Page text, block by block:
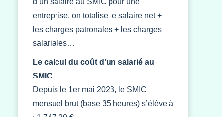
entreprise, on totalise le salaire net +
les charges patronales + les charges
salariales…
Le calcul du coût d’un salarié au
SMIC
Depuis le 1er mai 2023, le SMIC
mensuel brut (base 35 heures) s’élève à